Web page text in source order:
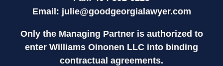
Email: julie@goodgeorgialawyer.com
Only the Managing Partner is authorized to
enter Williams Oinonen LLC into binding
contractual agreements.